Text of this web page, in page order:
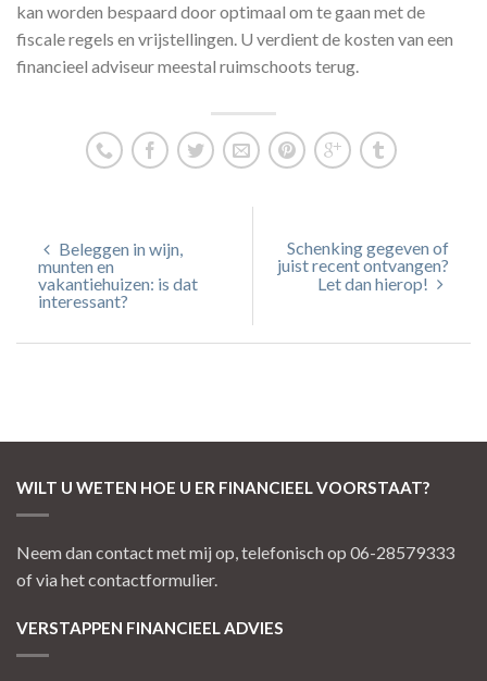
kan worden bespaard door optimaal om te gaan met de
fiscale regels en vrijstellingen. U verdient de kosten van een
financieel adviseur meestal ruimschoots terug.
Beleggen in wijn,
munten en
vakantiehuizen: is dat
interessant?
Schenking gegeven of
juist recent ontvangen?
Let dan hierop!
WILT U WETEN HOE U ER FINANCIEEL VOORSTAAT?
Neem dan contact met mij op, telefonisch op 06-28579333
of via het contactformulier.
VERSTAPPEN FINANCIEEL ADVIES